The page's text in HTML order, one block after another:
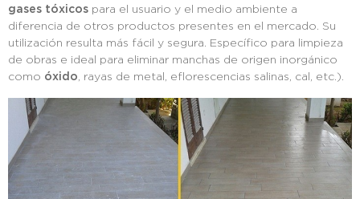
gases tóxicos para el usuario y el medio ambiente a
diferencia de otros productos presentes en el mercado. Su
utilización resulta más fácil y segura. Específico para limpieza
de obras e ideal para eliminar manchas de origen inorgánico
como óxido, rayas de metal, eflorescencias salinas, cal, etc.).